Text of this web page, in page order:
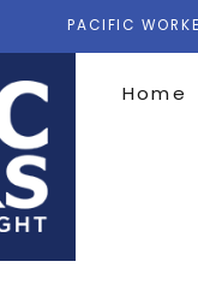
PACIFIC
Home